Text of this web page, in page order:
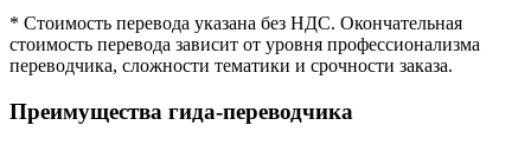
* Стоимость перевода указана без НДС. Окончательная
стоимость перевода зависит от уровня профессионализма
переводчика, сложности тематики и срочности заказа.
Преимущества гида-переводчика